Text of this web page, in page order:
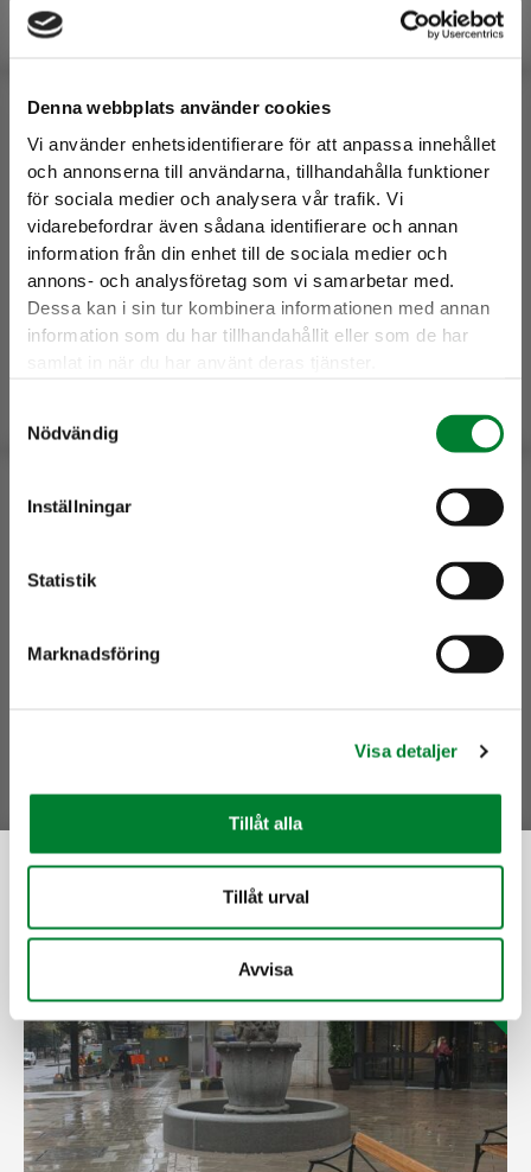
Denna webbplats använder cookies
Vi använder enhetsidentifierare för att anpassa innehållet
och annonserna till användarna, tillhandahålla funktioner
för sociala medier och analysera vår trafik. Vi
vidarebefordrar även sådana identifierare och annan
information från din enhet till de sociala medier och
annons- och analysföretag som vi samarbetar med.
Dessa kan i sin tur kombinera informationen med annan
information som du har tillhandahållit eller som de har
Nödvändig
Inställningar
Statistik
Marknadsföring
Visa detaljer
Tillåt alla
Tillåt urval
Avvisa
Isolering och dränering
och
dränering
Utvalda referenser